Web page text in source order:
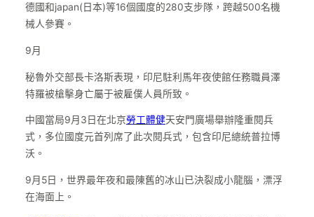
德國和japan(日本)等16個國度的280支步隊，跨越500名機
械人參賽。
9月
秘魯外交部長卡洛斯表現，印尼駐利馬年夜使館任務職員澤
特羅被槍擊身亡屬于被雇僕人員所致。
中國當局9月3日在北京勞工體健天安門廣場舉辦隆重閱兵
式，多位國度元首列席了此次閱兵式，包含印尼總統普拉博
沃。
9月5日，世界最年夜和最陳舊的冰山已決裂成小龍腦，漂浮
在海面上。